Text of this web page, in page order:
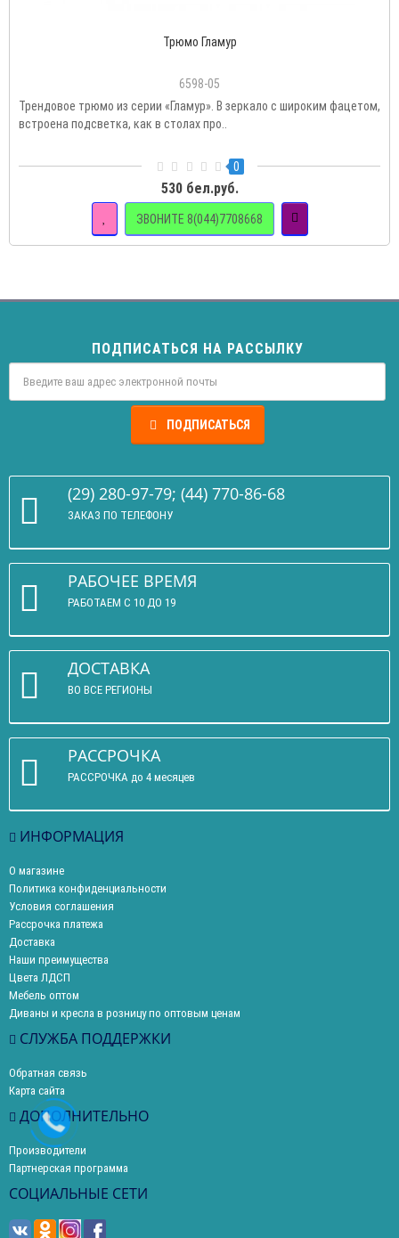
Трюмо Гламур
6598-05
Трендовое трюмо из серии «Гламур». В зеркало с широким фацетом,
встроена подсветка, как в столах про..
0
530 бел.руб.
ЗВОНИТЕ 8(044)7708668
ПОДПИСАТЬСЯ НА РАССЫЛКУ
ПОДПИСАТЬСЯ
(29) 280-97-79; (44) 770-86-68
ЗАКАЗ ПО ТЕЛЕФОНУ
РАБОЧЕЕ ВРЕМЯ
РАБОТАЕМ С 10 ДО 19
ДОСТАВКА
ВО ВСЕ РЕГИОНЫ
РАССРОЧКА
РАССРОЧКА до 4 месяцев
ИНФОРМАЦИЯ
О магазине
Политика конфиденциальности
Условия соглашения
Рассрочка платежа
Доставка
Наши преимущества
Цвета ЛДСП
Мебель оптом
Диваны и кресла в розницу по оптовым ценам
СЛУЖБА ПОДДЕРЖКИ
Обратная связь
Карта сайта
ДОПОЛНИТЕЛЬНО
Производители
Партнерская программа
СОЦИАЛЬНЫЕ СЕТИ